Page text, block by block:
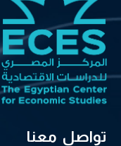
تواصل معنا